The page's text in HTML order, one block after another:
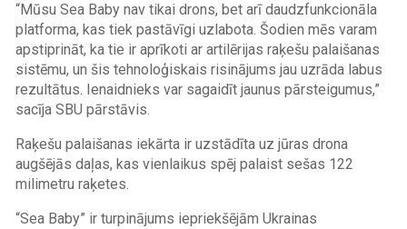
“Mūsu Sea Baby nav tikai drons, bet arī daudzfunkcionāla
platforma, kas tiek pastāvīgi uzlabota. Šodien mēs varam
apstiprināt, ka tie ir aprīkoti ar artilērijas raķešu palaišanas
sistēmu, un šis tehnoloģiskais risinājums jau uzrāda labus
rezultātus. Ienaidnieks var sagaidīt jaunus pārsteigumus,”
sacīja SBU pārstāvis.
Raķešu palaišanas iekārta ir uzstādīta uz jūras drona
augšējās daļas, kas vienlaikus spēj palaist sešas 122
milimetru raķetes.
“Sea Baby” ir turpinājums iepriekšējām Ukrainas